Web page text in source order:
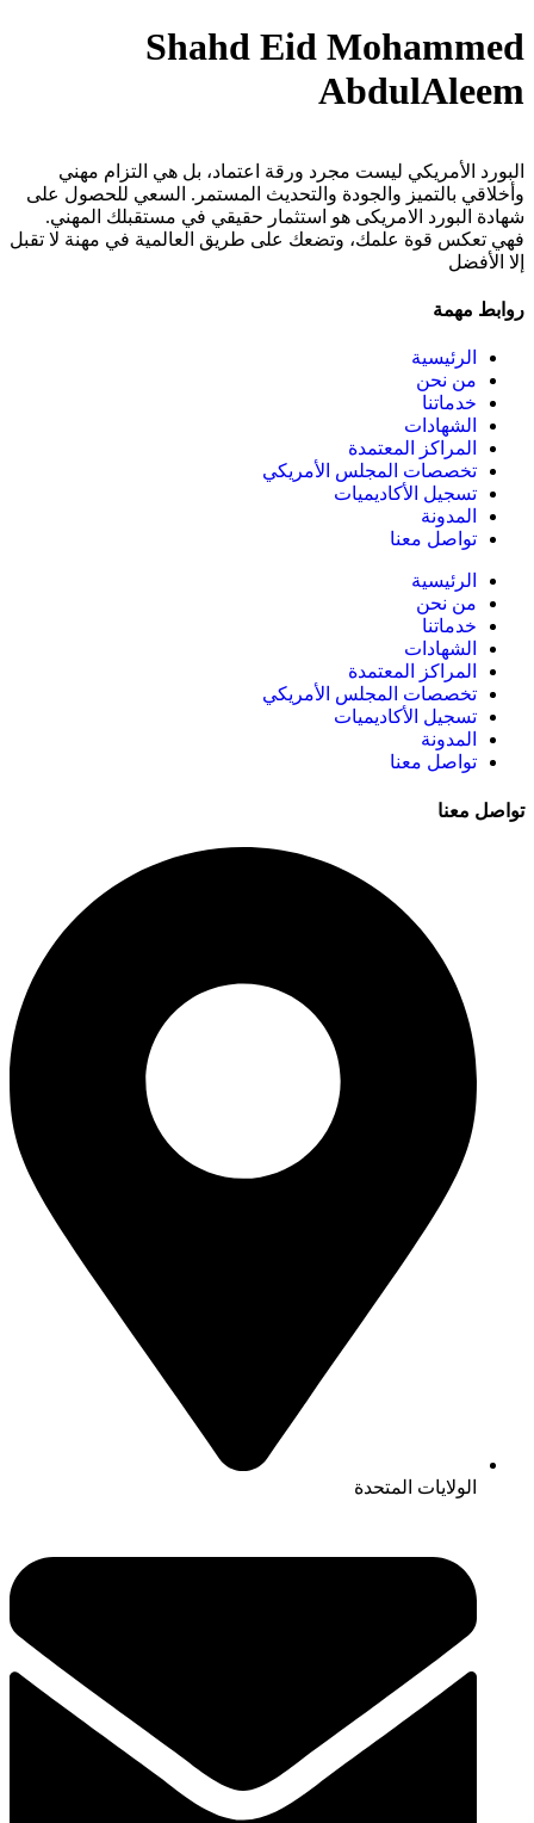
Shahd Eid Mohammed
AbdulAleem
البورد الأمريكي ليست مجرد ورقة اعتماد، بل هي التزام مهني
وأخلاقي بالتميز والجودة والتحديث المستمر. السعي للحصول على
شهادة البورد الامريكى هو استثمار حقيقي في مستقبلك المهني.
فهي تعكس قوة علمك، وتضعك على طريق العالمية في مهنة لا تقبل
إلا الأفضل
روابط مهمة
الرئيسية
من نحن
خدماتنا
الشهادات
المراكز المعتمدة
تخصصات المجلس الأمريكي
تسجيل الأكاديميات
المدونة
تواصل معنا
الرئيسية
من نحن
خدماتنا
الشهادات
المراكز المعتمدة
تخصصات المجلس الأمريكي
تسجيل الأكاديميات
المدونة
تواصل معنا
تواصل معنا
الولايات المتحدة